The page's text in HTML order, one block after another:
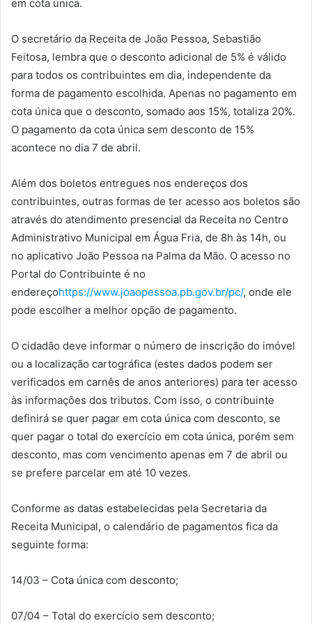
em cota única.
O secretário da Receita de João Pessoa, Sebastião
Feitosa, lembra que o desconto adicional de 5% é válido
para todos os contribuintes em dia, independente da
forma de pagamento escolhida. Apenas no pagamento em
cota única que o desconto, somado aos 15%, totaliza 20%.
O pagamento da cota única sem desconto de 15%
acontece no dia 7 de abril.
Além dos boletos entregues nos endereços dos
contribuintes, outras formas de ter acesso aos boletos são
através do atendimento presencial da Receita no Centro
Administrativo Municipal em Água Fria, de 8h às 14h, ou
no aplicativo João Pessoa na Palma da Mão. O acesso no
Portal do Contribuinte é no
endereçohttps://www.joaopessoa.pb.gov.br/pc/, onde ele
pode escolher a melhor opção de pagamento.
O cidadão deve informar o número de inscrição do imóvel
ou a localização cartográfica (estes dados podem ser
verificados em carnês de anos anteriores) para ter acesso
às informações dos tributos. Com isso, o contribuinte
definirá se quer pagar em cota única com desconto, se
quer pagar o total do exercício em cota única, porém sem
desconto, mas com vencimento apenas em 7 de abril ou
se prefere parcelar em até 10 vezes.
Conforme as datas estabelecidas pela Secretaria da
Receita Municipal, o calendário de pagamentos fica da
seguinte forma:
14/03 – Cota única com desconto;
07/04 – Total do exercício sem desconto;